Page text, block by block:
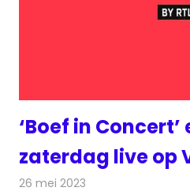
‘Boef in Concert’
zaterdag live op
26 mei 2023